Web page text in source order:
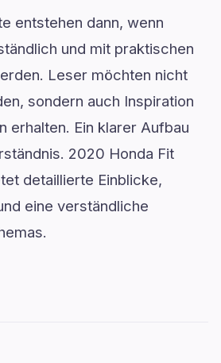
entstehen dann, wenn
und mit praktischen
Leser möchten nicht
sondern auch Inspiration
erhalten. Ein klarer Aufbau
2020 Honda Fit
detaillierte Einblicke,
eine verständliche